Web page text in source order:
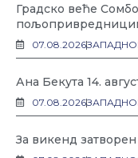
Градско веће
07.08.2026
Ана Бекута 14.
07.08.2026
За викенд